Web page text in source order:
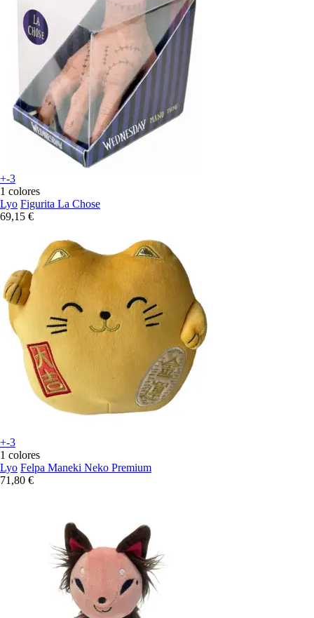
+-3
1 colores
Lyo Figurita La Chose
69,15 €
+-3
1 colores
Lyo Felpa Maneki Neko Premium
71,80 €